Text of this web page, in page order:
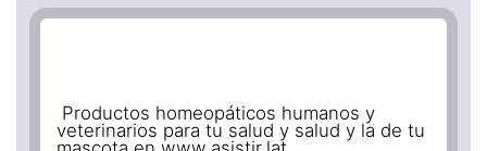
Productos homeopáticos humanos y
veterinarios para tu salud y salud y la de tu